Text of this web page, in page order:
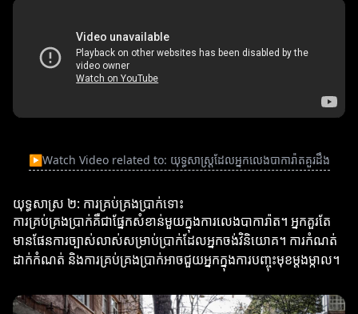
▶Watch Video related to: យុទ្ធសាស្ត្រដែលអ្នកលេងបាការ៉ាតគួរដឹង
យុទ្ធសាស្រ ២: ការគ្រប់គ្រងប្រាក់ទោះ
ការគ្រប់គ្រងប្រាក់គឺជាផ្នែកសំខាន់មួយក្នុងការលេងបាការ៉ាត។ អ្នកគួរតែ
មានផែនការច្បាស់លាស់សម្រាប់ប្រាក់ដែលអ្នកចង់វិនិយោគ។ ការកំណត់
ដាក់កំណត់ និងការគ្រប់គ្រងប្រាក់អាចជួយអ្នកក្នុងការបញ្ចុះមុខម្ដងម្កាល។